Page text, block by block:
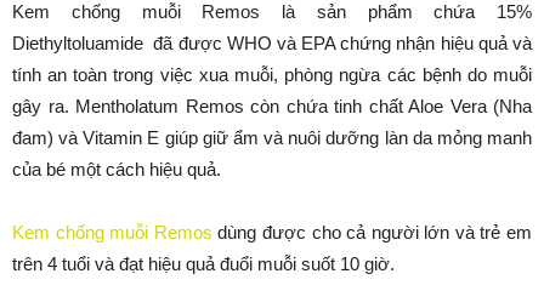
Kem chống muỗi Remos là sản phẩm chứa 15%
Diethyltoluamide đã được WHO và EPA chứng nhận hiệu quả và
tính an toàn trong việc xua muỗi, phòng ngừa các bệnh do muỗi
gây ra. Mentholatum Remos còn chứa tinh chất Aloe Vera (Nha
đam) và Vitamin E giúp giữ ẩm và nuôi dưỡng làn da mỏng manh
của bé một cách hiệu quả.
Kem chống muỗi Remos dùng được cho cả người lớn và trẻ em
trên 4 tuổi và đạt hiệu quả đuổi muỗi suốt 10 giờ.